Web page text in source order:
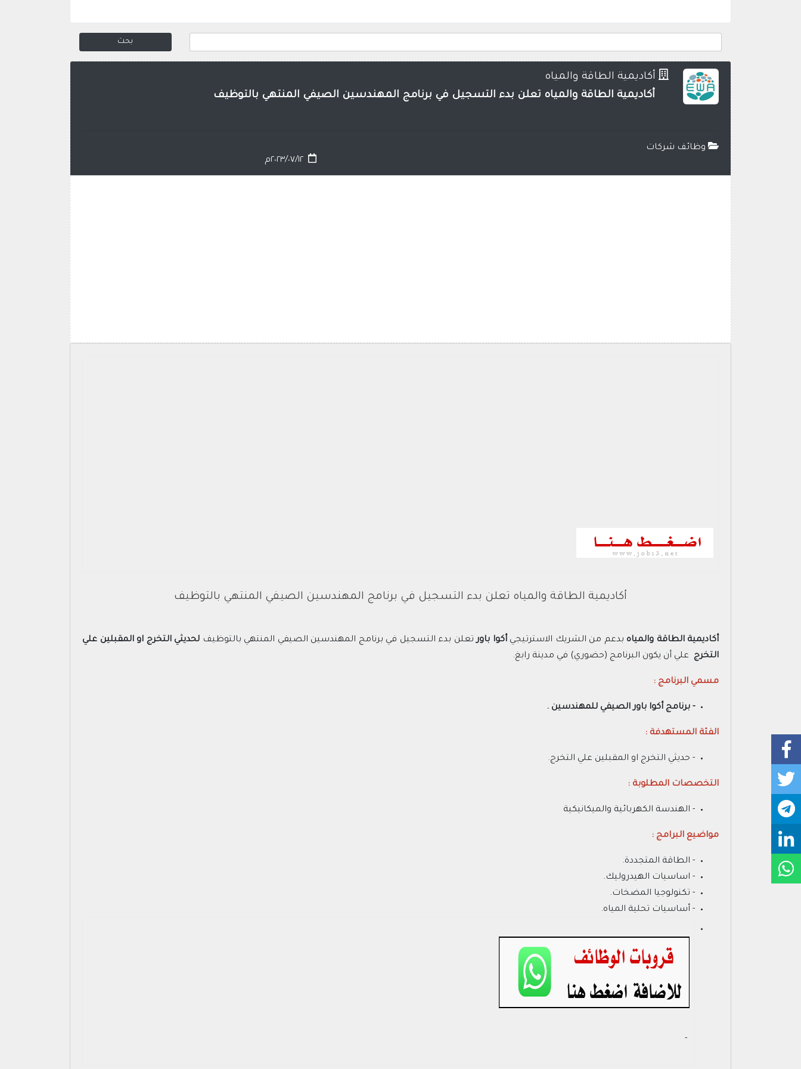
أكاديمية الطاقة والمياه
أكاديمية الطاقة والمياه تعلن بدء التسجيل في برنامج المهندسين الصيفي المنتهي بالتوظيف
وظائف شركات
٢٠٢٣/٠٧/١٢م
أكاديمية الطاقة والمياه تعلن بدء التسجيل في برنامج المهندسين الصيفي المنتهي بالتوظيف
أكاديمية الطاقة والمياه بدعم من الشريك الاسترتيجي أكوا باورتعلن بدء التسجيل في برنامج المهندسين الصيفي المنتهي بالتوظيف لحديثي التخرج او المقبلين علي
التخرج
علي أن يكون البرنامج (حضوري) في مدينة رابغ.
مسمي البرنامج :
- برنامج أكوا باور الصيفي للمهندسين .
الفئة المستهدفة :
- حديثي التخرج او المقبلين علي التخرج.
التخصصات المطلوبة :
- الهندسة الكهربائية والميكانيكية
مواضيع البرامج :
- الطاقة المتجددة.
- اساسيات الهيدروليك.
- تكنولوجيا المضخات.
- أساسيات تحلية المياه.
- ‏